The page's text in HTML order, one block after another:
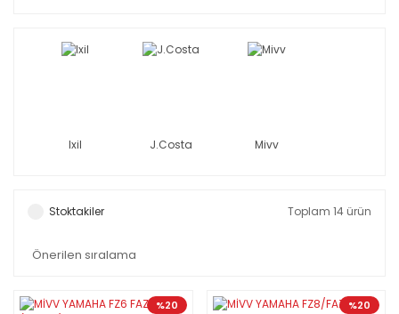
Ixil J.Costa Mivv
Stoktakiler Toplam 14 ürün
%20 %20